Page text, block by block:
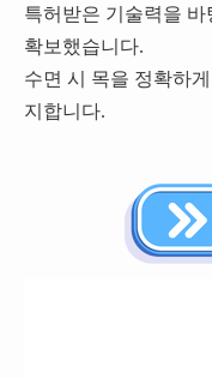
특허받은 기술력을
확보했습니다.
수면 시 목을 정확하
지합니다.